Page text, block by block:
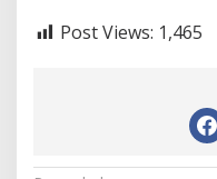
Post Views: 1,465